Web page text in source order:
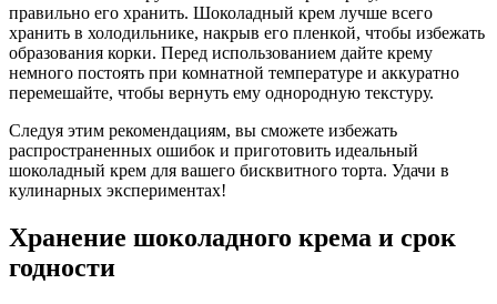
правильно его хранить. Шоколадный крем лучше всего
хранить в холодильнике, накрыв его пленкой, чтобы избежать
образования корки. Перед использованием дайте крему
немного постоять при комнатной температуре и аккуратно
перемешайте, чтобы вернуть ему однородную текстуру.
Следуя этим рекомендациям, вы сможете избежать
распространенных ошибок и приготовить идеальный
шоколадный крем для вашего бисквитного торта. Удачи в
кулинарных экспериментах!
Хранение шоколадного крема и срок
годности